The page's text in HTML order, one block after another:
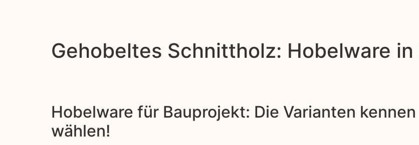
Gehobeltes Schnittholz: Hobelware
Hobelware für Bauprojekt: Die Varianten
wählen!